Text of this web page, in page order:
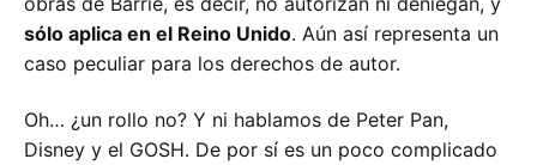
sólo aplica en el Reino Unido. Aún así representa un
caso peculiar para los derechos de autor.
Oh… ¿un rollo no? Y ni hablamos de Peter Pan,
Disney y el GOSH. De por sí es un poco complicado